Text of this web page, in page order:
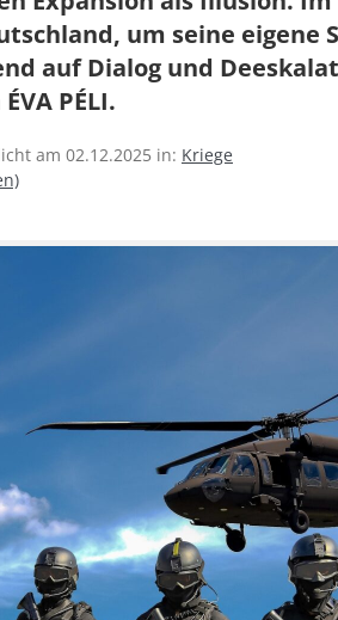
um seine eigene
auf Dialog und
PÉLI.
am 02.12.2025 in: Kriege